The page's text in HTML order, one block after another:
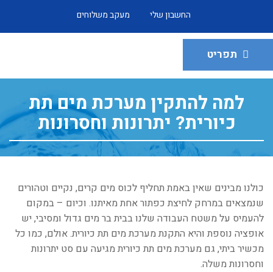
החשבון שלי מעקב משלוחים
למה להתקין מערכת מים תת
כיורית? יתרונות וחסרונות
כולנו מבינים שאין באמת תחליף לכוס מים קרים, נקיים וטהורים
שנמצאים במרחק לחיצת כפתור אחת מאיתנו. וכיום – במקום
להעמיס על משטח העבודה שלנו בבית בר מים גדול ומסיבי, יש
אופציה נוספת והיא התקנת מערכת מים תת כיורית. אולם, כמו כל
מכשיר ביתי, גם מערכת מים תת כיורית מגיעה עם סט יתרונות
וחסרונות משלה.